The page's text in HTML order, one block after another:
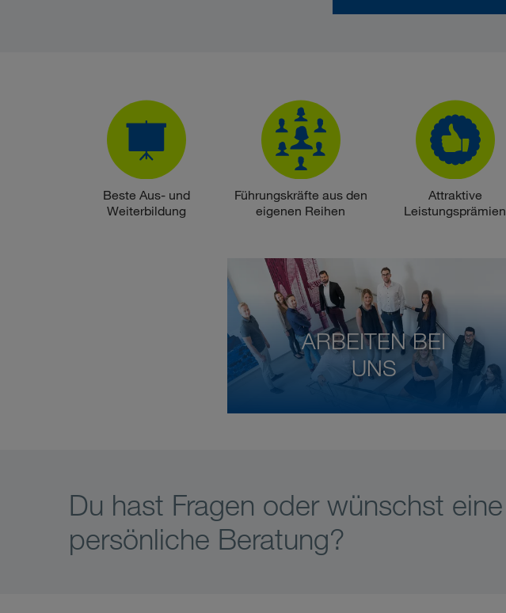
Beste Aus- und
Weiterbildung
Führungskräfte aus den
eigenen Reihen
Attraktive
Leistungsprämien
ARBEITEN BEI
UNS
Du hast Fragen oder wünschst eine
persönliche Beratung?